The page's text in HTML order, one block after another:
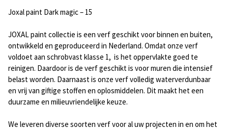
Joxal paint Dark magic – 15
JOXAL paint collectie is een verf geschikt voor binnen en buiten,
ontwikkeld en geproduceerd in Nederland. Omdat onze verf
voldoet aan schrobvast klasse 1, is het oppervlakte goed te
reinigen. Daardoor is de verf geschikt is voor muren die intensief
belast worden. Daarnaast is onze verf volledig waterverdunbaar
en vrij van giftige stoffen en oplosmiddelen. Dit maakt het een
duurzame en milieuvriendelijke keuze.
We leveren diverse soorten verf voor al uw projecten in en om het